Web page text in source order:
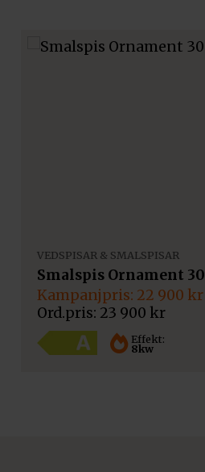
Effekt:
8kw
VEDSPISAR & SMALSPISAR
Smalspis Ornament 30
23 900 kr
Det
ursprungliga
priset
var:
23
22 900 kr
Det
nuvarande
priset
är:
22